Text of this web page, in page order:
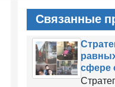
Связанные
сфере